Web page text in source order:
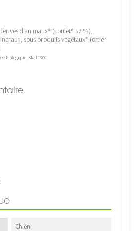
d'animaux* (poulet* 37 %),
sous-produits végétaux* (ortie*
biologique, Skal 1301
Chien